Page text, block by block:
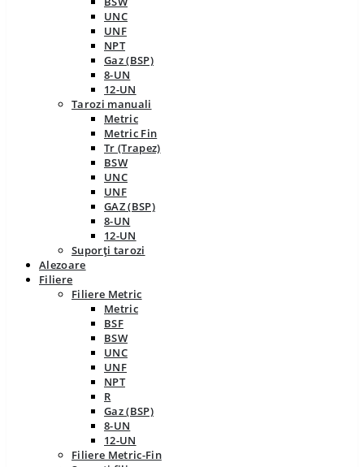
UNC
UNF
NPT
Gaz (BSP)
8-UN
12-UN
Tarozi manuali
Metric
Metric Fin
Tr (Trapez)
BSW
UNC
UNF
GAZ (BSP)
8-UN
12-UN
Suporți tarozi
Alezoare
Filiere
Filiere Metric
Metric
BSF
BSW
UNC
UNF
NPT
R
Gaz (BSP)
8-UN
12-UN
Filiere Metric-Fin